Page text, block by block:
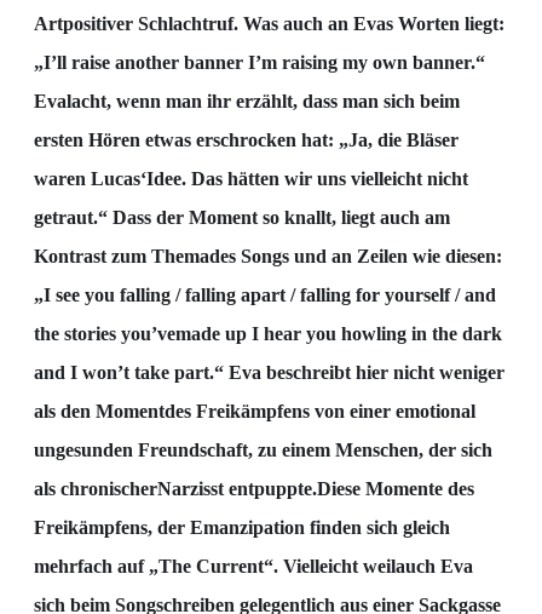
Artpositiver Schlachtruf. Was auch an Evas Worten liegt:
„I’ll raise another banner I’m raising my own banner.“
Evalacht, wenn man ihr erzählt, dass man sich beim
ersten Hören etwas erschrocken hat: „Ja, die Bläser
waren Lucas‘Idee. Das hätten wir uns vielleicht nicht
getraut.“ Dass der Moment so knallt, liegt auch am
Kontrast zum Themades Songs und an Zeilen wie diesen:
„I see you falling /falling apart / falling for yourself / and
the stories you’vemade up I hear you howling in the dark
and I won’t take part.“ Eva beschreibt hier nicht weniger
als den Momentdes Freikämpfens von einer emotional
ungesunden Freundschaft, zu einem Menschen, der sich
als chronischerNarzisst entpuppte.Diese Momente des
Freikämpfens, der Emanzipation finden sich gleich
mehrfach auf „The Current“. Vielleicht weilauch Eva
sich beim Songschreiben gelegentlich aus einer Sackgasse